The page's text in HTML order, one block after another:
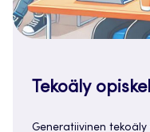
Tekoäly
Generatiivinen